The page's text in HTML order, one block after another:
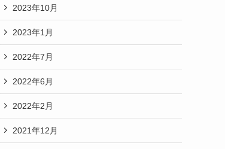
2023年10月
2023年1月
2022年7月
2022年6月
2022年2月
2021年12月